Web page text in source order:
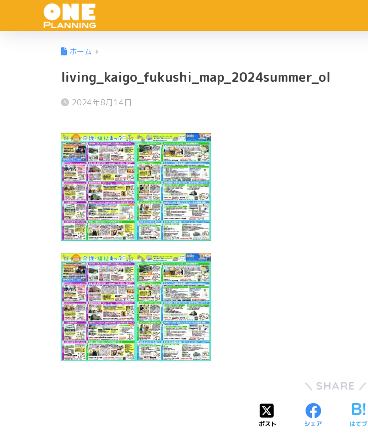
ホーム
living_kaigo_fukushi_map_2024summer_ol
2024年8月14日
SHARE
ポスト シェア はてブ